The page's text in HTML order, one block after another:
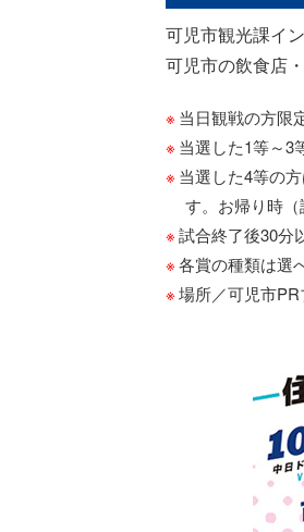
可児市観光課イ
可児市の飲食店
当日観戦の方限
当選した1等～3
当選した4等の
す。お帰り時
試合終了後30分
各賞の種類は選
場所／可児市